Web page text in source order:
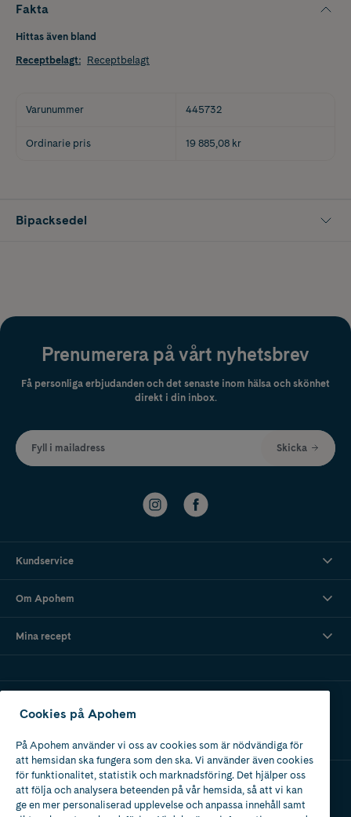
Fakta
Hittas även bland
Receptbelagt: Receptbelagt
Varunummer 445732
Ordinarie pris 19 885,08 kr
Bipacksedel
Prenumerera på vårt nyhetsbrev
Få personliga erbjudanden och det senaste inom hälsa och skönhet
direkt i din inbox.
Fyll i mailadress Skicka
Kundservice
Om Apohem
Mina recept
Apotek med tillstånd
av Läkemedelsverket
Cookies på Apohem
På Apohem använder vi oss av cookies som är nödvändiga för
att hemsidan ska fungera som den ska. Vi använder även cookies
för funktionalitet, statistik och marknadsföring. Det hjälper oss
att följa och analysera beteenden på vår hemsida, så att vi kan
ge en mer personaliserad upplevelse och anpassa innehåll samt